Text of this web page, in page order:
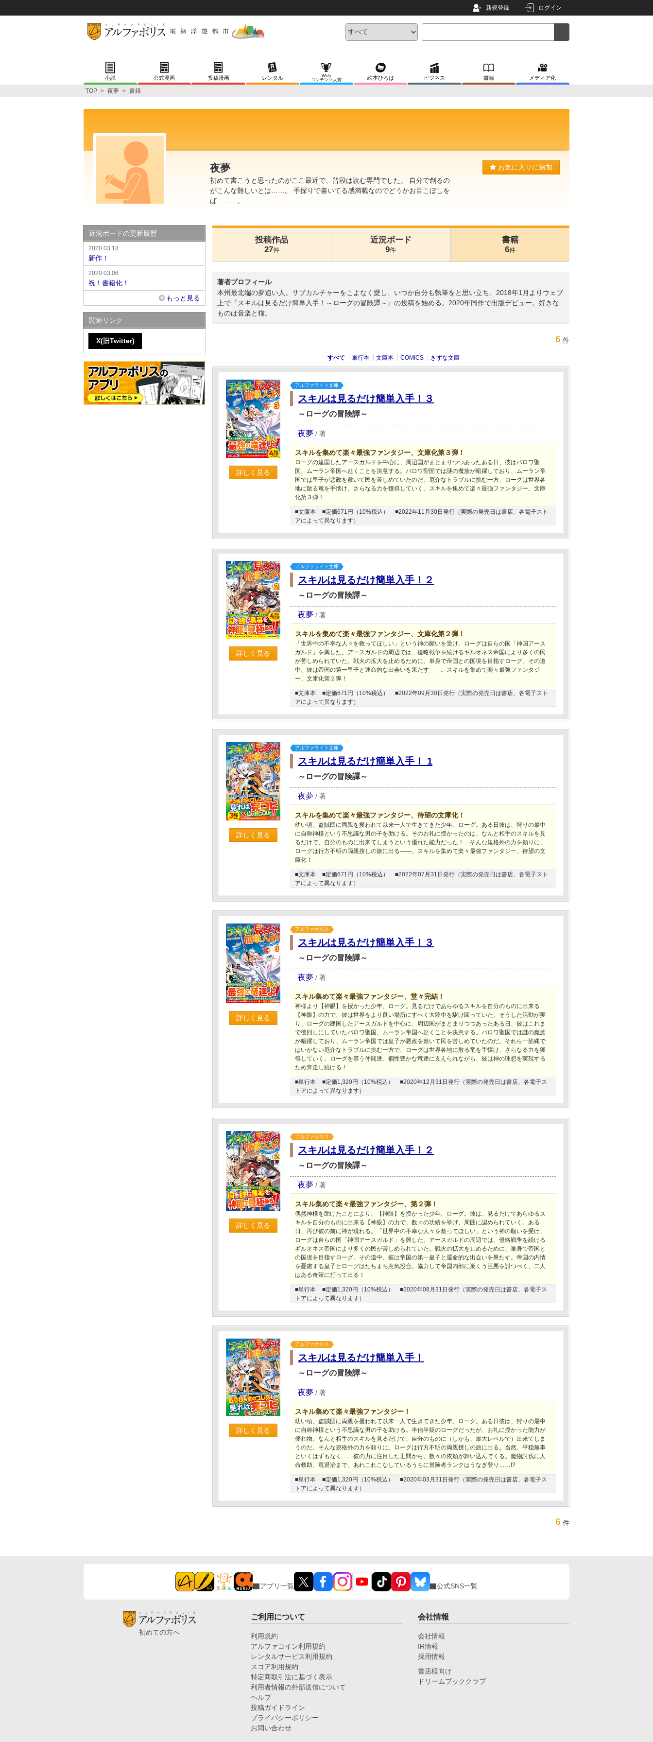
新規登録 ログイン
小説 公式漫画 投稿漫画 レンタル
Web
コンテンツ大賞
絵本ひろば ビジネス 書籍 メディア化
TOP > 夜夢 > 書籍
夜夢
初めて書こうと思ったのがここ最近で、普段は読む専門でした。 自分で創るの
がこんな難しいとは……。 手探りで書いてる感満載なのでどうかお目こぼしを
ば………。
お気に入りに追加
投稿作品
27件
近況ボード
9件
書籍
6件
著者プロフィール
本州最北端の夢追い人。サブカルチャーをこよなく愛し、いつか自分も執筆をと思い立ち、2018年1月よりウェブ
上で『スキルは見るだけ簡単入手！～ローグの冒険譚～』の投稿を始める。2020年同作で出版デビュー。好きな
ものは音楽と猫。
6 件
すべて 単行本 文庫本 COMICS きずな文庫
詳しく見る
アルファライト文庫
スキルは見るだけ簡単入手！３
～ローグの冒険譚～
夜夢 / 著
スキルを集めて楽々最強ファンタジー、文庫化第３弾！
ローグの建国したアースガルドを中心に、周辺国がまとまりつつあったある日、彼はバロワ聖
国、ムーラン帝国へ赴くことを決意する。バロワ聖国では謎の魔族が暗躍しており、ムーラン帝
国では皇子が悪政を敷いて民を苦しめていたのだ。厄介なトラブルに挑む一方、ローグは世界各
地に散る竜を手懐け、さらなる力を獲得していく。スキルを集めて楽々最強ファンタジー、文庫
化第３弾！
■文庫本 ■定価671円（10%税込）
■2022年11月30日発行（実際の発売日は書店、各電子スト
アによって異なります）
詳しく見る
アルファライト文庫
スキルは見るだけ簡単入手！２
～ローグの冒険譚～
夜夢 / 著
スキルを集めて楽々最強ファンタジー、文庫化第２弾！
「世界中の不幸な人々を救ってほしい」という神の願いを受け、ローグは自らの国「神国アース
ガルド」を興した。アースガルドの周辺では、侵略戦争を続けるギルオネス帝国により多くの民
が苦しめられていた。戦火の拡大を止めるために、単身で帝国との国境を目指すローグ。その道
中、彼は帝国の第一皇子と運命的な出会いを果たす――。スキルを集めて楽々最強ファンタジ
ー、文庫化第２弾！
■文庫本 ■定価671円（10%税込）
■2022年09月30日発行（実際の発売日は書店、各電子スト
アによって異なります）
詳しく見る
アルファライト文庫
スキルは見るだけ簡単入手！ 1
～ローグの冒険譚～
夜夢 / 著
スキルを集めて楽々最強ファンタジー、待望の文庫化！
幼い頃、盗賊団に両親を攫われて以来一人で生きてきた少年、ローグ。ある日彼は、狩りの最中
に自称神様という不思議な男の子を助ける。そのお礼に授かったのは、なんと相手のスキルを見
るだけで、自分のものに出来てしまうという優れた能力だった！ そんな規格外の力を頼りに、
ローグは行方不明の両親捜しの旅に出る――。スキルを集めて楽々最強ファンタジー、待望の文
庫化！
■文庫本 ■定価671円（10%税込）
■2022年07月31日発行（実際の発売日は書店、各電子スト
アによって異なります）
詳しく見る
アルファポリス
スキルは見るだけ簡単入手！３
～ローグの冒険譚～
夜夢 / 著
スキル集めて楽々最強ファンタジー、堂々完結！
神様より【神眼】を授かった少年、ローグ。見るだけであらゆるスキルを自分のものに出来る
【神眼】の力で、彼は世界をより良い場所にすべく大陸中を駆け回っていた。そうした活動が実
り、ローグの建国したアースガルドを中心に、周辺国がまとまりつつあったある日、彼はこれま
で後回しにしていたバロワ聖国、ムーラン帝国へ赴くことを決意する。バロワ聖国では謎の魔族
が暗躍しており、ムーラン帝国では皇子が悪政を敷いて民を苦しめていたのだ。それら一筋縄で
はいかない厄介なトラブルに挑む一方で、ローグは世界各地に散る竜を手懐け、さらなる力を獲
得していく。ローグを慕う仲間達、個性豊かな竜達に支えられながら、彼は神の理想を実現する
ため奔走し続ける！
■単行本 ■定価1,320円（10%税込）
■2020年12月31日発行（実際の発売日は書店、各電子ス
トアによって異なります）
詳しく見る
アルファポリス
スキルは見るだけ簡単入手！２
～ローグの冒険譚～
夜夢 / 著
スキル集めて楽々最強ファンタジー、第２弾！
偶然神様を助けたことにより、【神眼】を授かった少年、ローグ。彼は、見るだけであらゆるス
キルを自分のものに出来る【神眼】の力で、数々の功績を挙げ、周囲に認められていく。ある
日、再び彼の前に神が現れる。「世界中の不幸な人々を救ってほしい」という神の願いを受け、
ローグは自らの国「神国アースガルド」を興した。アースガルドの周辺では、侵略戦争を続ける
ギルオネス帝国により多くの民が苦しめられていた。戦火の拡大を止めるために、単身で帝国と
の国境を目指すローグ。その道中、彼は帝国の第一皇子と運命的な出会いを果たす。帝国の内情
を憂慮する皇子とローグはたちまち意気投合。協力して帝国内部に巣くう巨悪を討つべく、二人
はある奇策に打って出る！
■単行本 ■定価1,320円（10%税込）
■2020年08月31日発行（実際の発売日は書店、各電子ス
トアによって異なります）
詳しく見る
アルファポリス
スキルは見るだけ簡単入手！
～ローグの冒険譚～
夜夢 / 著
スキル集めて楽々最強ファンタジー！
幼い頃、盗賊団に両親を攫われて以来一人で生きてきた少年、ローグ。ある日彼は、狩りの最中
に自称神様という不思議な男の子を助ける。半信半疑のローグだったが、お礼に授かった能力が
優れ物。なんと相手のスキルを見るだけで、自分のものに（しかも、最大レベルで）出来てしま
うのだ。そんな規格外の力を頼りに、ローグは行方不明の両親捜しの旅に出る。当然、平穏無事
といくはずもなく……彼の力に注目した世間から、数々の依頼が舞い込んでくる。魔物討伐に人
命救助、竜退治まで、あれこれこなしているうちに冒険者ランクはうなぎ登り……!?
■単行本 ■定価1,320円（10%税込）
■2020年03月31日発行（実際の発売日は書店、各電子ス
トアによって異なります）
6 件
近況ボードの更新履歴
2020.03.18
新作！
2020.03.06
祝！書籍化！
もっと見る
関連リンク
X(旧Twitter)
アプリ一覧 公式SNS一覧
初めての方へ
ご利用について
利用規約
アルファコイン利用規約
レンタルサービス利用規約
スコア利用規約
特定商取引法に基づく表示
利用者情報の外部送信について
ヘルプ
投稿ガイドライン
プライバシーポリシー
お問い合わせ
会社情報
会社情報
IR情報
採用情報
書店様向け
ドリームブッククラブ